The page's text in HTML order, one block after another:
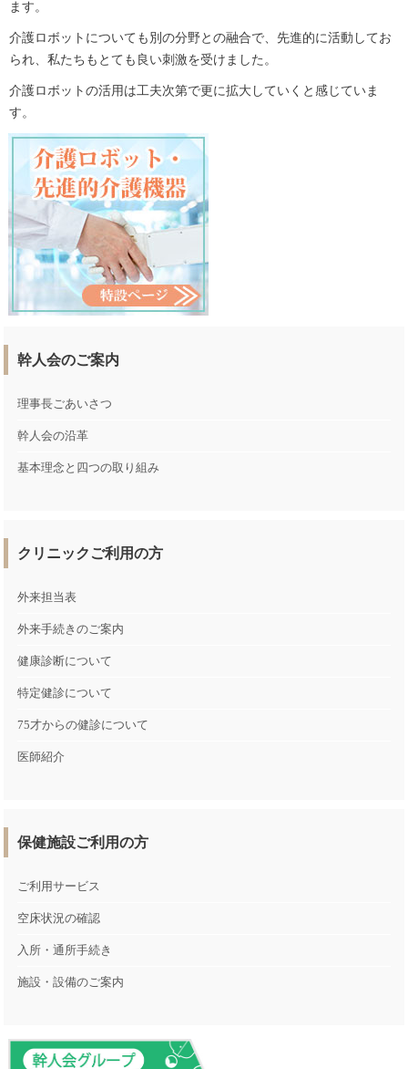
ます。
介護ロボットについても別の分野との融合で、先進的に活動してお
られ、私たちもとても良い刺激を受けました。
介護ロボットの活用は工夫次第で更に拡大していくと感じていま
す。
幹人会のご案内
理事長ごあいさつ
幹人会の沿革
基本理念と四つの取り組み
クリニックご利用の方
外来担当表
外来手続きのご案内
健康診断について
特定健診について
75才からの健診について
医師紹介
保健施設ご利用の方
ご利用サービス
空床状況の確認
入所・通所手続き
施設・設備のご案内